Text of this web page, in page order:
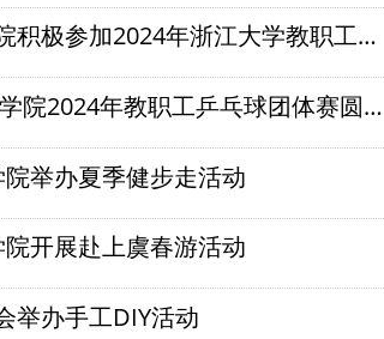
热血澎“排”，激情四溢 | 我院积极参加2024年浙江大学教职工气排球赛
团结一致 奋力“乒”搏 | 控制学院2024年教职工乒乓球团体赛圆满落幕
举办夏季健步走活动
开展赴上虞春游活动
举办手工DIY活动